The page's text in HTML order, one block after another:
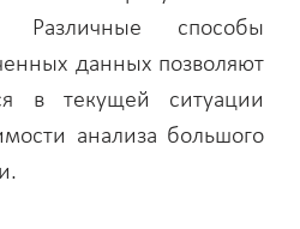
способы
данных позволяют
в текущей ситуации
анализа большого